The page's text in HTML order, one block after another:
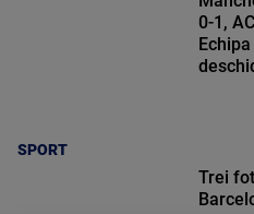
SPORT
0-1,
Trei